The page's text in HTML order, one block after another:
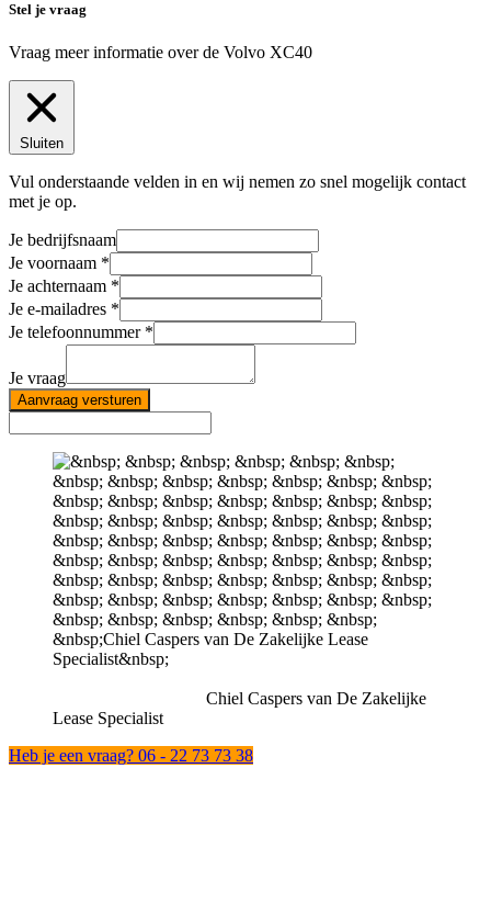
Stel je vraag
Vraag meer informatie over de Volvo XC40
Sluiten
Vul onderstaande velden in en wij nemen zo snel mogelijk contact
met je op.
Je bedrijfsnaam
Je voornaam
Je achternaam
Je e-mailadres
Je telefoonnummer
Je vraag
Aanvraag versturen
Chiel Caspers van De Zakelijke
Lease Specialist
Heb je een vraag? 06 - 22 73 73 38